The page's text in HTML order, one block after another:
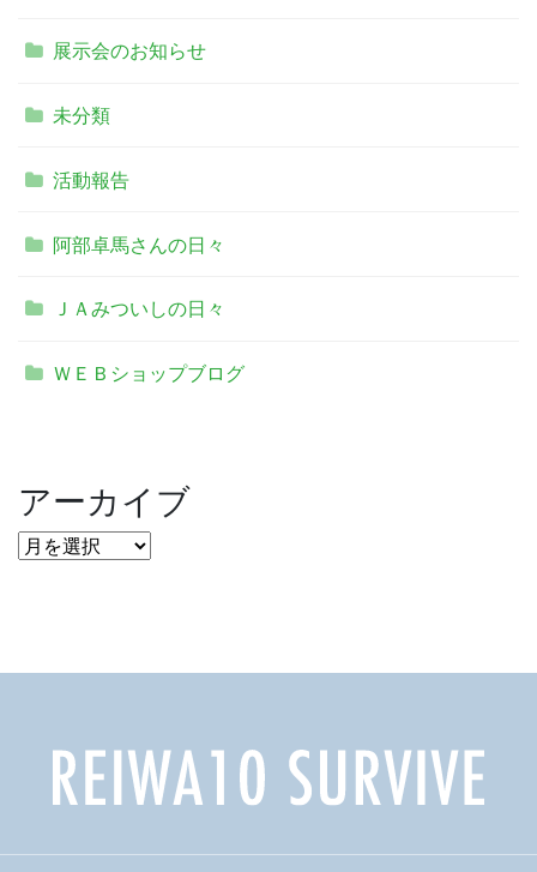
展示会のお知らせ
未分類
活動報告
阿部卓馬さんの日々
ＪＡみついしの日々
ＷＥＢショップブログ
アーカイブ
ア